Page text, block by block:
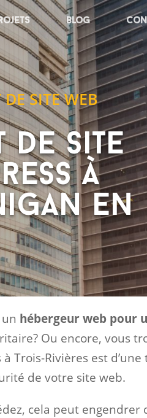
Blog
SITE WEB
de site
à
en
hébergeur web pour
Ou encore, vous
Trois-Rivières est d’une
de votre site web.
cela peut engendrer